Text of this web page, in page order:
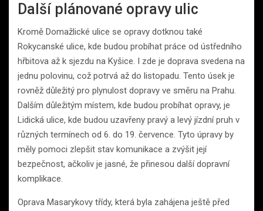
Další plánované opravy ulic
Kromě Domažlické ulice se opravy dotknou také
Rokycanské ulice, kde budou probíhat práce od ústředního
hřbitova až k sjezdu na Kyšice. I zde je doprava svedena na
jednu polovinu, což potrvá až do listopadu. Tento úsek je
rovněž důležitý pro plynulost dopravy ve směru na Prahu.
Dalším důležitým místem, kde budou probíhat opravy, je
Lidická ulice, kde budou uzavřeny pravý a levý jízdní pruh v
různých termínech od 6. do 19. července. Tyto úpravy by
měly pomoci zlepšit stav komunikace a zvýšit její
bezpečnost, ačkoliv je jasné, že přinesou další dopravní
komplikace.
Oprava Masarykovy třídy, která byla zahájena ještě před